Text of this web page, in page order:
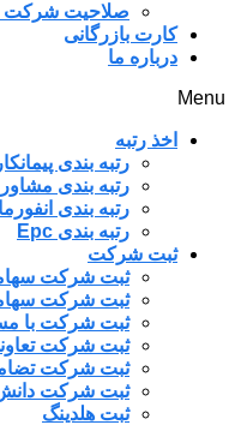
صلاحیت شرکت
کارت بازرگانی
درباره ما
Menu
اخذ رتبه
رتبه بندی
رتبه بندی مشاور
رتبه بندی
رتبه بندی Epc
ثبت شرکت
ثبت شرکت
ثبت شرکت
ثبت شرکت با
ثبت شرکت
ثبت شرکت
ثبت شرکت دانش
ثبت هلدینگ